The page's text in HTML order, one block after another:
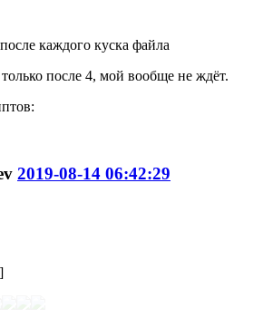
каждого куска файла
после 4, мой вообще не ждёт.
2019-08-14 06:42:29
]